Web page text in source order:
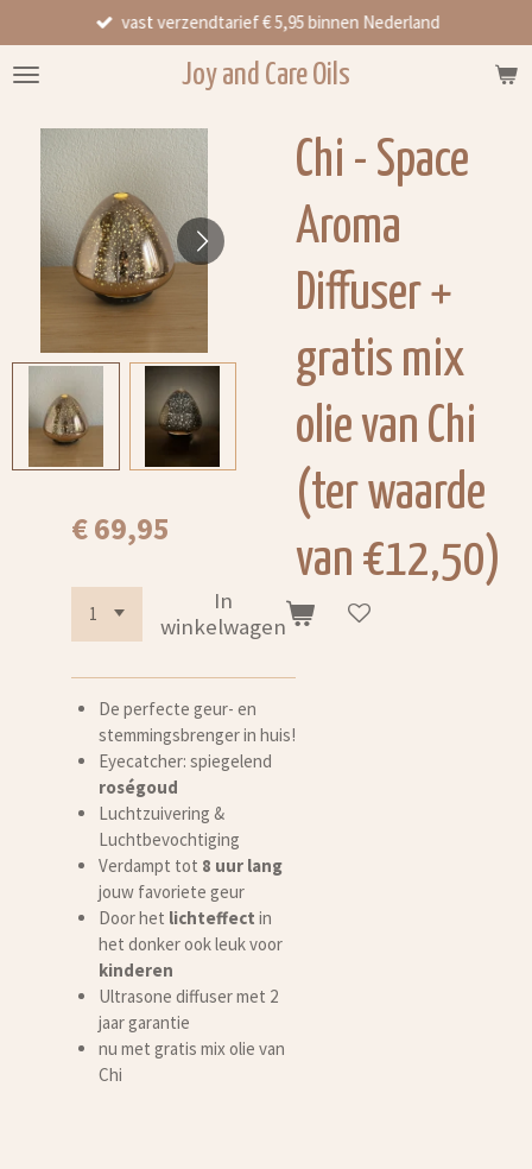
direct
naar
hoofdinhoud
Joy and Care Oils
vast verzendtarief € 5,95 binnen Nederland
Chi - Space
Aroma
Diffuser +
gratis mix
olie van Chi
(ter waarde
van €12,50)
€ 69,95
In
winkelwagen
De perfecte geur- en
stemmingsbrenger in huis!
Eyecatcher: spiegelend
roségoud
Luchtzuivering &
Luchtbevochtiging
Verdampt tot 8 uur lang
jouw favoriete geur
Door het lichteffect in
het donker ook leuk voor
kinderen
Ultrasone diffuser met 2
jaar garantie
nu met gratis mix olie van
Chi